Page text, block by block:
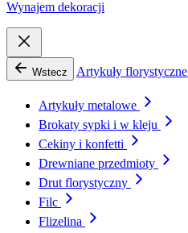
Wynajem dekoracji
Wstecz Artykuły florystyczne
Artykuły metalowe
Brokaty sypki i w kleju
Cekiny i konfetti
Drewniane przedmioty
Drut florystyczny
Filc
Flizelina